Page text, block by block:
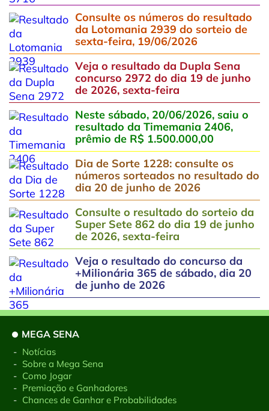
Consulte os números do resultado
da Lotomania 2939 do sorteio de
sexta-feira, 19/06/2026
Veja o resultado da Dupla Sena
concurso 2972 do dia 19 de junho
de 2026, sexta-feira
Neste sábado, 20/06/2026, saiu o
resultado da Timemania 2406,
prêmio de R$ 1.500.000,00
Dia de Sorte 1228: consulte os
números sorteados no resultado do
dia 20 de junho de 2026
Consulte o resultado do sorteio da
Super Sete 862 do dia 19 de junho
de 2026, sexta-feira
Veja o resultado do concurso da
+Milionária 365 de sábado, dia 20
de junho de 2026
MEGA SENA
- Notícias
- Sobre a Mega Sena
- Como Jogar
- Premiação e Ganhadores
- Chances de Ganhar e Probabilidades